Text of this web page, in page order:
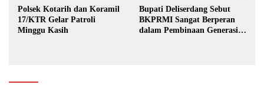
Polsek Kotarih dan Koramil
17/KTR Gelar Patroli
Minggu Kasih
Bupati Deliserdang Sebut
BKPRMI Sangat Berperan
dalam Pembinaan Generasi